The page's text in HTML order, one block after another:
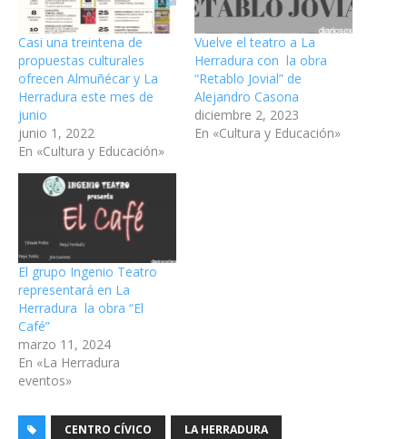
Casi una treintena de
propuestas culturales
ofrecen Almuñécar y La
Herradura este mes de
junio
junio 1, 2022
En «Cultura y Educación»
Vuelve el teatro a La
Herradura con la obra
“Retablo Jovial” de
Alejandro Casona
diciembre 2, 2023
En «Cultura y Educación»
El grupo Ingenio Teatro
representará en La
Herradura la obra “El
Café”
marzo 11, 2024
En «La Herradura
eventos»
CENTRO CÍVICO LA HERRADURA